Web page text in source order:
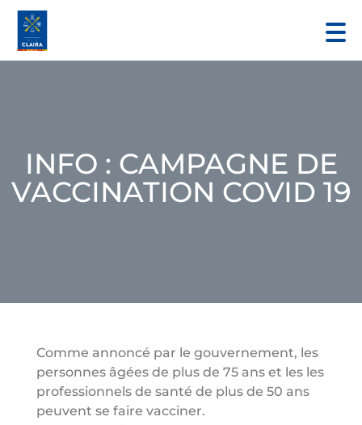
INFO : CAMPAGNE DE
VACCINATION COVID 19
Comme annoncé par le gouvernement, les
personnes âgées de plus de 75 ans et les les
professionnels de santé de plus de 50 ans
peuvent se faire vacciner.